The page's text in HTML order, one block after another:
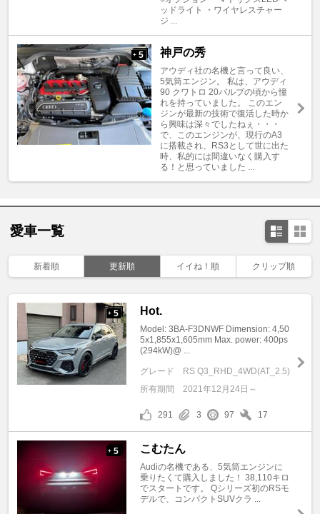
ッドライト ・ワイヤレスチャー
ジ ...
+ 5 神戸の秀
アウディ社の名機と言って良い、
5気筒エンジン。 私は、アウディ
90 クワトロ 20バルブの頃から憧
れを持っていました。 このエン
ジンが最新の技術で復活した時か
ら興味は深々でしたねぇ・・・
で、このエンジンが、現行のA3
に搭載され、RS3として世に出た
時、私的には間違いなく購入す
る！と思っていました ...
愛車一覧
新着順 更新順 イイね！順 クリップ順
+ 5 Hot.
Model: 3BA-F3DNWF Dimension: 4,50
5x1,855x1,605mm Max. power: 400ps
(294kW)@ ...
グレード
RS Q3_RHD_4WD(AT_2.5)
所有期間
2021年12月24日～
291 3 97 17
+ 5 こむたん
Audiの名機である、5気筒エンジンに
乗りたくて購入しました！ 38,110キロ
でスタートです。 Qシリーズ初のRSモ
デルで、コンパクトSUVクラ ...